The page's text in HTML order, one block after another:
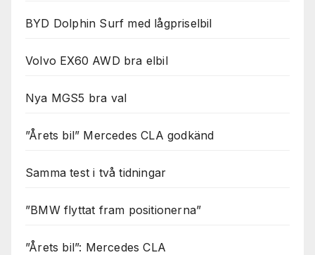
BYD Dolphin Surf med lågpriselbil
Volvo EX60 AWD bra elbil
Nya MGS5 bra val
”Årets bil” Mercedes CLA godkänd
Samma test i två tidningar
”BMW flyttat fram positionerna”
”Årets bil”: Mercedes CLA